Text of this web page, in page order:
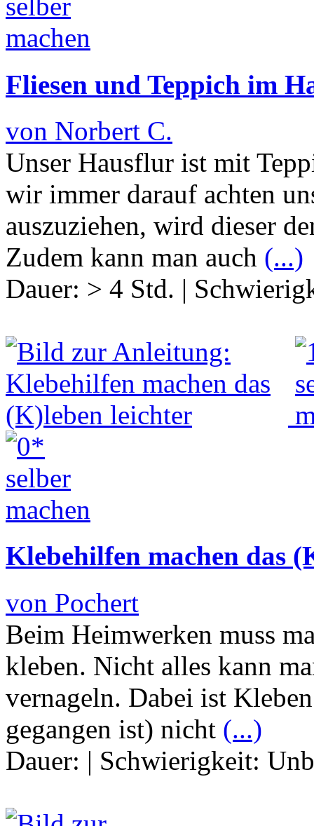
Fliesen und Teppich im
von Norbert C.
Unser Hausflur ist mit
wir immer darauf achten
auszuziehen, wird dieser
Zudem kann man auch (...)
Dauer: > 4 Std. |
Klebehilfen machen das
von Pochert
Beim Heimwerken muss
kleben. Nicht alles kann
vernageln. Dabei ist
gegangen ist) nicht (...)
Dauer: | Schwierigkeit: